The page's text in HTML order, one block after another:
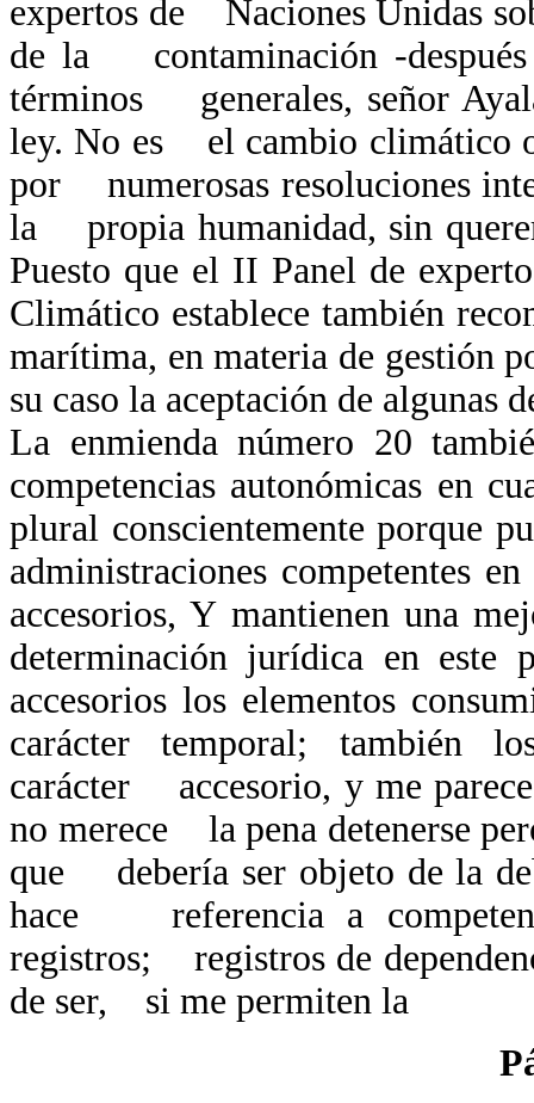
expertos de Naciones Unidas
de la contaminación -después
términos generales, señor
ley. No es el cambio climático
por numerosas resoluciones
la propia humanidad, sin
Puesto que el II Panel de
Climático establece también
marítima, en materia de gestión
su caso la aceptación de algunas
La enmienda número 20
competencias autonómicas en
plural conscientemente porque
administraciones competentes
accesorios, Y mantienen una
determinación jurídica en
accesorios los elementos
carácter temporal; también
carácter accesorio, y me
no merece la pena detenerse
que debería ser objeto de la
hace referencia a
registros; registros de
de ser, si me permiten la